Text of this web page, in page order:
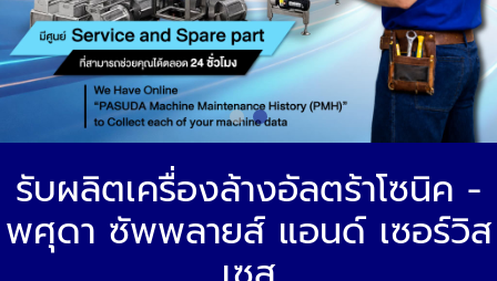
รับผลิตเครื่องล้างอัลตร้าโซนิค -
พศุดา ซัพพลายส์ แอนด์ เซอร์วิส